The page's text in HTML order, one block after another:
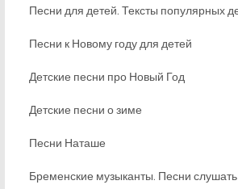
Песни для детей. Тексты популярных
Песни к Новому году для детей
Детские песни про Новый Год
Детские песни о зиме
Песни Наташе
Бременские музыканты. Песни